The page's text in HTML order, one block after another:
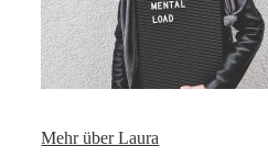
Mehr über Laura